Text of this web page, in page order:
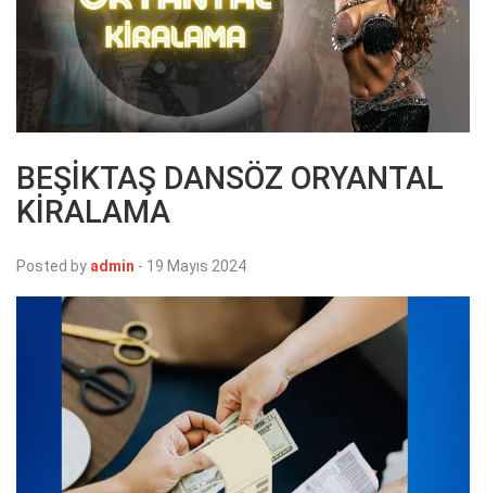
BEŞİKTAŞ DANSÖZ ORYANTAL
KİRALAMA
Posted by admin - 19 Mayıs 2024